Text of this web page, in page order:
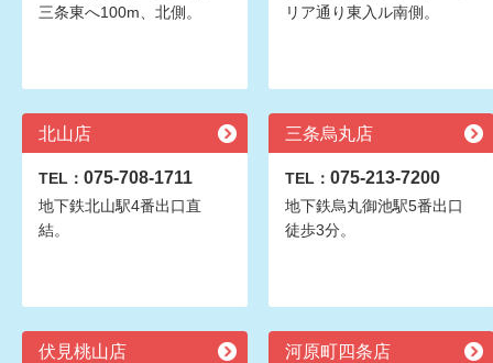
三条東へ100m、北側。
リア通り東入ル南側。
北山店
TEL： 075-708-1711
地下鉄北山駅4番出口直
結。
三条烏丸店
TEL： 075-213-7200
地下鉄烏丸御池駅5番出口
徒歩3分。
伏見桃山店 河原町四条店